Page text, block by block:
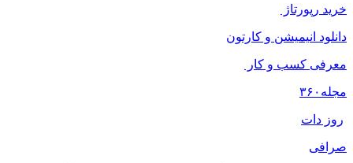
خرید رپورتاژ
دانلود انیمیشن و کارتون
معرفی کسب و کار
مجله ۳۶۰
روز دات
صرافی